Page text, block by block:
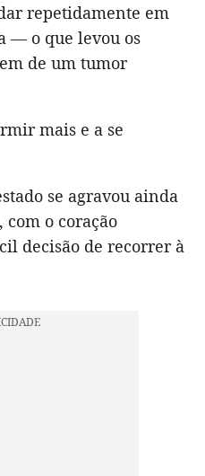
repetidamente em
— o que levou os
de um tumor
mais e a se
se agravou ainda
o coração
decisão de recorrer à